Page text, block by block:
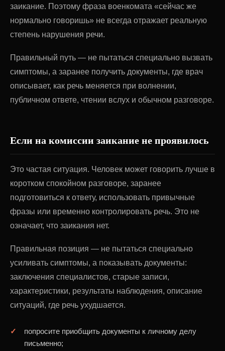
заикание. Поэтому фраза военкомата «сейчас же
нормально говоришь» не всегда отражает реальную
степень нарушения речи.
Правильный путь — не пытаться специально вызвать
симптомы, а заранее получить документы, где врач
описывает, как речь меняется при волнении,
публичном ответе, чтении вслух и обычном разговоре.
Если на комиссии заикание не проявилось
Это частая ситуация. Человек может говорить лучше в
коротком спокойном разговоре, заранее
подготовиться к ответу, использовать привычные
фразы или временно контролировать речь. Это не
означает, что заикания нет.
Правильная позиция — не пытаться специально
усиливать симптомы, а показывать документы:
заключения специалистов, старые записи,
характеристики, результаты наблюдения, описание
ситуаций, где речь ухудшается.
попросите приобщить документы к личному делу
письменно;